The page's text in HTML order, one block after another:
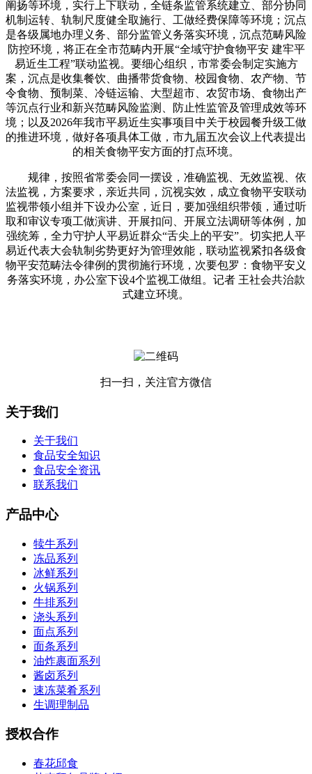
阐扬等环境，实行上下联动，全链条监管系统建立、部分协同
机制运转、轨制尺度健全取施行、工做经费保障等环境；沉点
是各级属地办理义务、部分监管义务落实环境，沉点范畴风险
防控环境，将正在全市范畴内开展“全域守护食物平安 建牢平
易近生工程”联动监视。要细心组织，市常委会制定实施方
案，沉点是收集餐饮、曲播带货食物、校园食物、农产物、节
令食物、预制菜、冷链运输、大型超市、农贸市场、食物出产
等沉点行业和新兴范畴风险监测、防止性监管及管理成效等环
境；以及2026年我市平易近生实事项目中关于校园餐升级工做
的推进环境，做好各项具体工做，市九届五次会议上代表提出
的相关食物平安方面的打点环境。
规律，按照省常委会同一摆设，准确监视、无效监视、依
法监视，方案要求，亲近共同，沉视实效，成立食物平安联动
监视带领小组并下设办公室，近日，要加强组织带领，通过听
取和审议专项工做演讲、开展扣问、开展立法调研等体例，加
强统筹，全力守护人平易近群众“舌尖上的平安”。切实把人平
易近代表大会轨制劣势更好为管理效能，联动监视紧扣各级食
物平安范畴法令律例的贯彻施行环境，次要包罗：食物平安义
务落实环境，办公室下设4个监视工做组。记者 王社会共治款
式建立环境。
扫一扫，关注官方微信
关于我们
关于我们
食品安全知识
食品安全资讯
联系我们
产品中心
犊牛系列
冻品系列
冰鲜系列
火锅系列
牛排系列
浇头系列
面点系列
面条系列
油炸裹面系列
酱卤系列
速冻菜肴系列
生调理制品
授权合作
春花邱食